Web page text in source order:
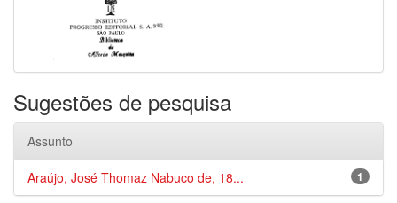
Sugestões de pesquisa
Assunto
1
Araújo, José Thomaz Nabuco de, 18...